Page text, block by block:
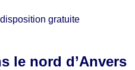
gratuite
le nord d’Anvers